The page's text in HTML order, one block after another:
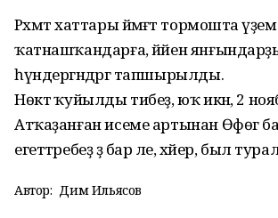
Рәхмәт хаттары йәмәғәт тормошта әүҙем
ҡатнашҡандарға, йәйен янғындарҙы
һүндергәндәргә тапшырылды.
Нөктә ҡуйылды тибеҙ, юҡ икән, 2
Атҡаҙанған исеме артынан Өфөгә
егеттәребеҙ ҙә бар әле, хәйер, был
Автор: Дим Ильясов